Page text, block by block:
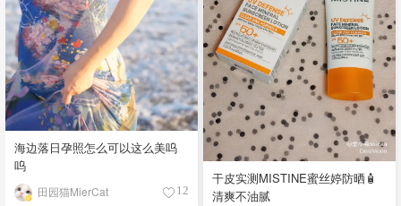
海边落日孕照怎么可以这么美呜
呜
田园猫MierCat 12
干皮实测MISTINE蜜丝婷防晒🧴
清爽不油腻